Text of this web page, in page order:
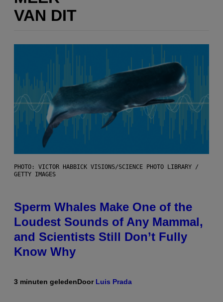
VAN DIT
PHOTO: VICTOR HABBICK VISIONS/SCIENCE PHOTO LIBRARY /
GETTY IMAGES
Sperm Whales Make One of the
Loudest Sounds of Any Mammal,
and Scientists Still Don’t Fully
Know Why
3 minuten geledenDoor Luis Prada